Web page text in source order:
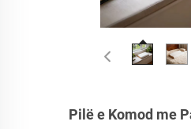
Pilë e Komod me